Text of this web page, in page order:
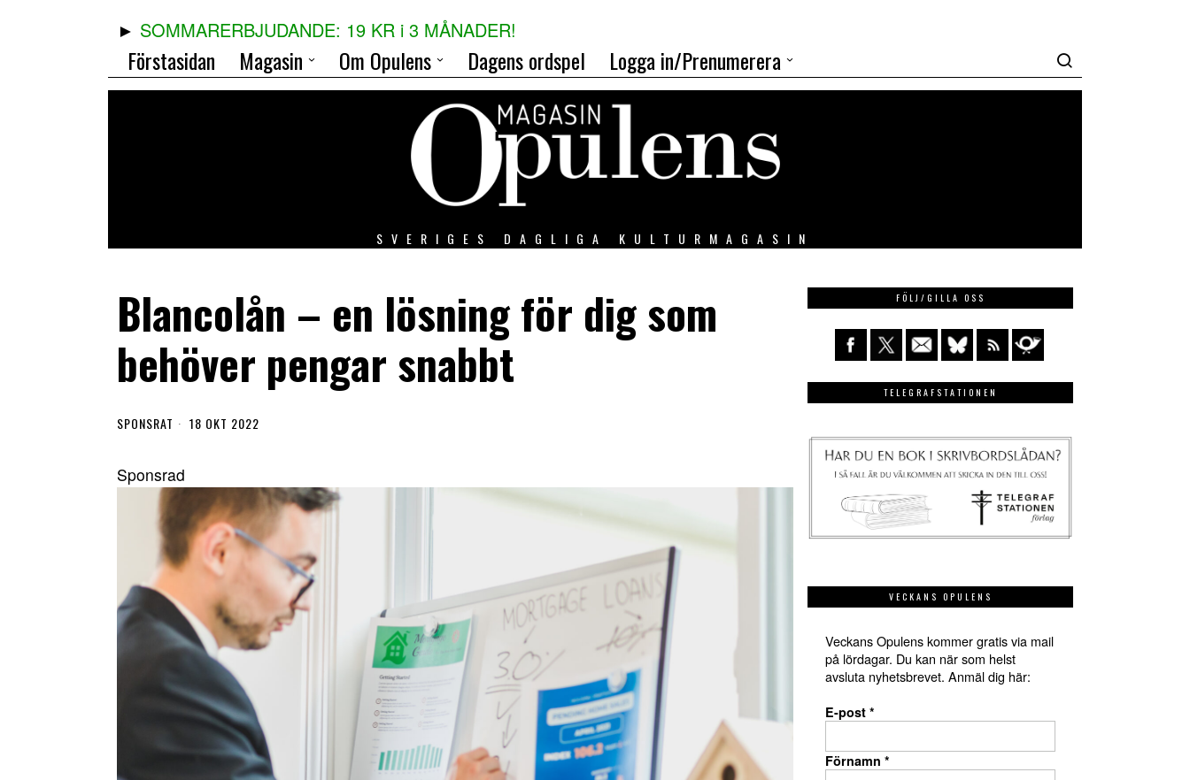
SOMMARERBJUDANDE: 19 KR i 3 MÅNADER!
Förstasidan Magasin Om Opulens Dagens ordspel Logga in/Prenumerera
SVERIGES DAGLIGA KULTURMAGASIN
Blancolån – en lösning för dig som
behöver pengar snabbt
SPONSRAT 18 OKT 2022
FÖLJ/GILLA OSS
TELEGRAFSTATIONEN
VECKANS OPULENS
Veckans Opulens kommer gratis via mail
på lördagar. Du kan när som helst
avsluta nyhetsbrevet. Anmäl dig här:
E-post *
Förnamn *